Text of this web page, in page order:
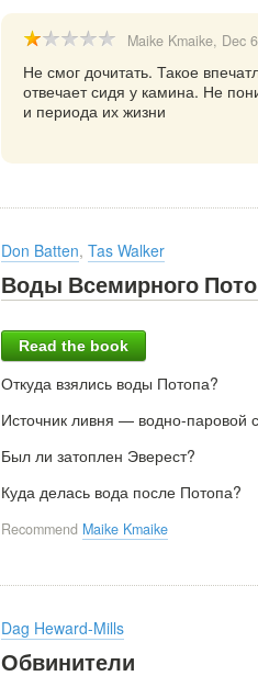
Maike Kmaike, Dec
Не смог дочитать. Такое
отвечает сидя у камина. Не
и периода их жизни
Don Batten, Tas Walker
Воды Всемирного
Read the book
Откуда взялись воды Потопа?
Источник ливня — водно-паровой
Был ли затоплен Эверест?
Куда делась вода после Потопа?
Recommend Maike Kmaike
Dag Heward-Mills
Обвинители